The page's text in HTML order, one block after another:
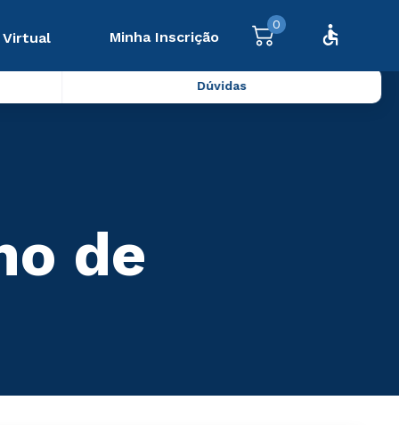
Virtual Minha Inscrição
0
Dúvidas
de